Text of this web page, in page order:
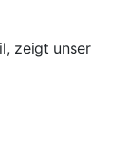
zeigt unser